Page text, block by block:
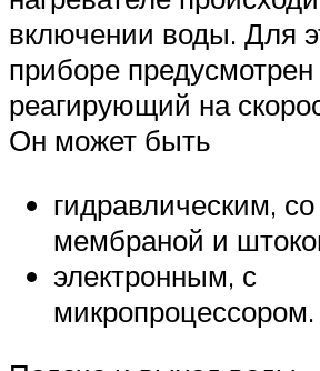
включении воды. Для
приборе предусмотрен
реагирующий на
Он может быть
гидравлическим,
мембраной и
электронным, с
микропроцессором.